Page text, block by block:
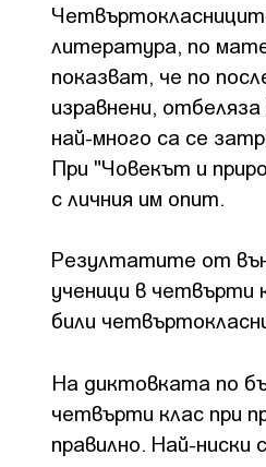
литература, по
показват, че по
изравнени,
най-много са се
При "Човекът и
с личния им опит.
Резултатите от
ученици в четвърти
били
На диктовката по
четвърти клас при
правилно. Най-